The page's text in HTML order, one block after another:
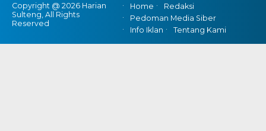
Copyright @ 2026 Harian
Sulteng, All Rights
Reserved
Home
Redaksi
Pedoman Media Siber
Info Iklan
Tentang Kami